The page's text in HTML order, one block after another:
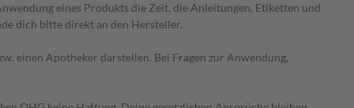
eines Produkts die Zeit, die Anleitungen, Etiketten und
dich bitte direkt an den Hersteller.
einen Apotheker darstellen. Bei Fragen zur Anwendung,